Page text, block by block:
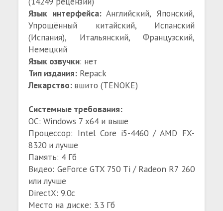
Язык интерфейса:Английский, Японский,
Упрощённый китайский, Испанский
(Испания), Итальянский, Французский,
Немецкий
Язык озвучки: нет
Тип издания: Repack
Лекарство: вшито (TENOKE)
Системные требования:
ОС: Windows 7 x64 и выше
Процессор: Intel Core i5-4460 / AMD FX-
8320 и лучше
Память: 4 Гб
Видео: GeForce GTX 750 Ti / Radeon R7 260
или лучше
DirectX: 9.0c
Место на диске: 3.3 Гб